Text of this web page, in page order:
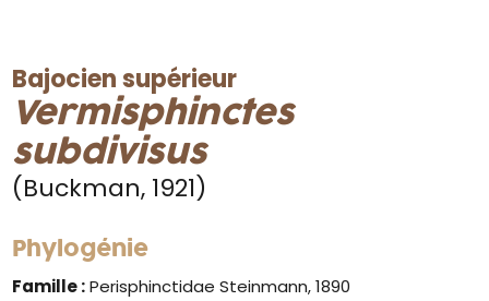
Bajocien supérieur
Vermisphinctes
subdivisus
(Buckman, 1921)
Phylogénie
Famille :Perisphinctidae Steinmann, 1890